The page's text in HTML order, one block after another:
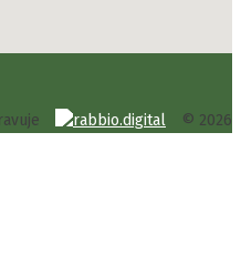
© 2026